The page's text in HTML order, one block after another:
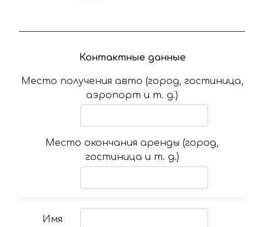
Контактные данные
Место получения авто (город, гостиница,
аэропорт и т. д.)
Место окончания аренды (город,
гостиница и т. д.)
Имя